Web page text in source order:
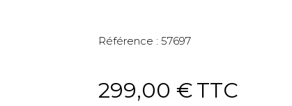
Référence : 57697
299,00 €TTC